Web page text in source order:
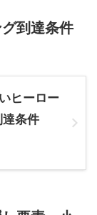
到達条件
ヒーロー
条件